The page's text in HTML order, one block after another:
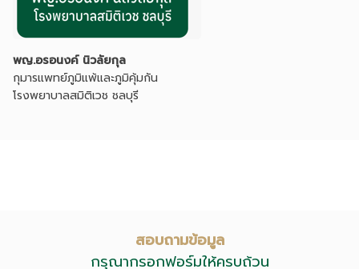
พญ.อรอนงค์ นิวลัยกุล
กุมารแพทย์ภูมิแพ้และภูมิคุ้มกัน
โรงพยาบาลสมิติเวช ชลบุรี
สอบถามข้อมูล
กรุณากรอกฟอร์มให้ครบถ้วน